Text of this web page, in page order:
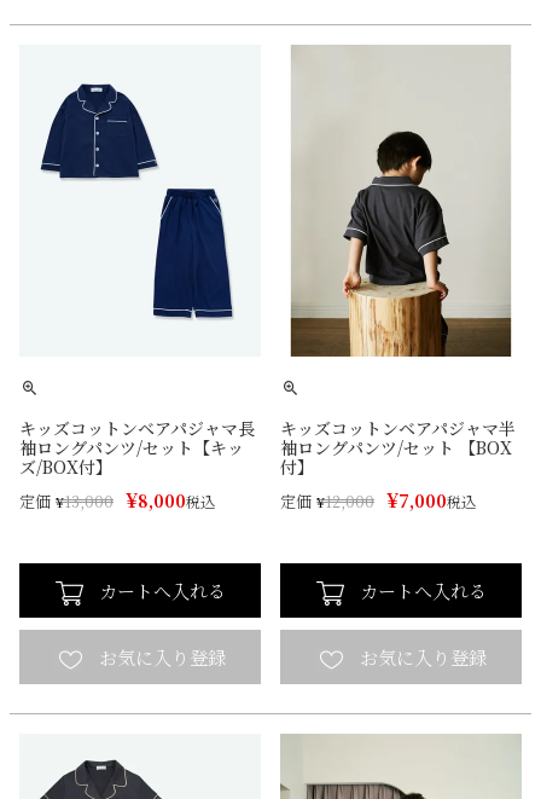
キッズコットンベアパジャマ長
袖ロングパンツ/セット【キッ
ズ/BOX付】
定価 ¥13,000 ¥8,000税込
カートへ入れる
キッズコットンベアパジャマ半
袖ロングパンツ/セット 【BOX
付】
定価 ¥12,000 ¥7,000税込
カートへ入れる